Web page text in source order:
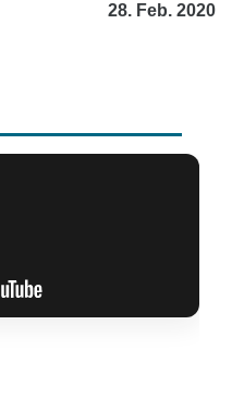
28. Feb. 2020